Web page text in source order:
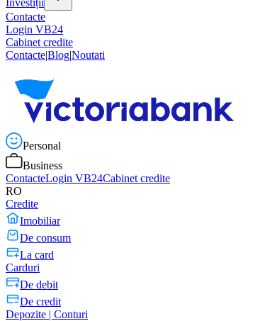
Investiții
Contacte
Login VB24
Cabinet credite
Contacte|Blog|Noutati
Personal
Business
ContacteLogin VB24Cabinet credite
RO
Credite
Imobiliar
De consum
La card
Carduri
De debit
De credit
Depozite | Conturi